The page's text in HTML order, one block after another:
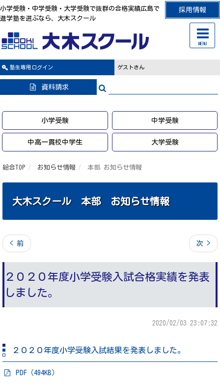
採用情報
小学受験・中学受験・大学受験で抜群の合格実績広島で
進学塾を選ぶなら、大木スクール
塾生専用 ログイン ゲストさん
資料請求
小学受験 中学受験
中高一貫校中学生 大学受験
総合TOP お知らせ情報 本部 お知らせ情報
大木スクール 本部 お知らせ情報
< 前 次 >
２０２０年度小学受験入試合格実績を発表
しました。
2020/02/03 23:07:32
２０２０年度小学受験入試結果を発表しました。
PDF（494KB）
MENU